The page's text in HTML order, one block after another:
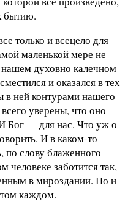
бытию.
только и всецело для
маленькой мере не
духовно калечном
и оказался в тех
в ней контурами нашего
уверены, что оно —
Бог — для нас. Что уж о
И в каком-то
по слову блаженного
человеке заботится так,
в мироздании. Но и
каждом.